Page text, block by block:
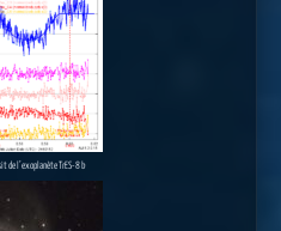
de l’exoplanète TrES-8 b